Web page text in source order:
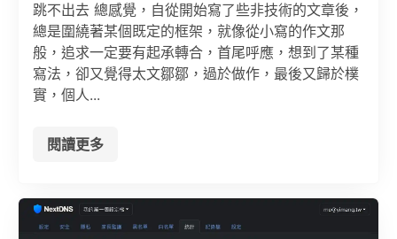
跳不出去 總感覺，自從開始寫了些非技術的文章後，
總是圍繞著某個既定的框架，就像從小寫的作文那
般，追求一定要有起承轉合，首尾呼應，想到了某種
寫法，卻又覺得太文鄒鄒，過於做作，最後又歸於樸
實，個人...
閱讀更多